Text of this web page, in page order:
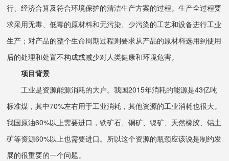
行、经济合算及符合环境保护的清洁生产方案的过程。生产全过程要
求采用无毒、低毒的原材料和无污染、少污染的工艺和设备进行工业
生产；对产品的整个生命周期过程则要求从产品的原材料选用到使用
后的处理和处置不构成或减少对人类健康和环境危害。
项目背景
工业是资源能源消耗的大户。我国2015年消耗的能源是43亿吨
标准煤，其中70%左右用于工业消耗，其他资源的工业消耗也很大。
我国原油60%以上需要进口，铁矿石、铜矿、镍矿、天然橡胶、铝土
矿等资源60%以上也需要进口。所以这个资源的瓶颈应该说是制约发
展的很重要的一个问题。